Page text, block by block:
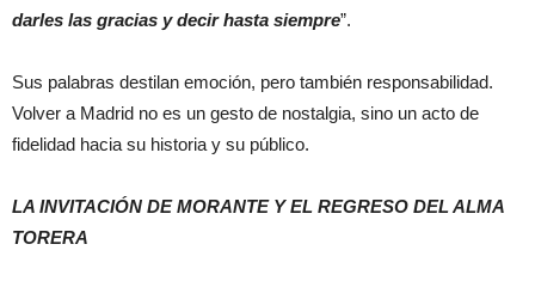
darles las gracias y decir hasta siempre”.
Sus palabras destilan emoción, pero también responsabilidad.
Volver a Madrid no es un gesto de nostalgia, sino un acto de
fidelidad hacia su historia y su público.
LA INVITACIÓN DE MORANTE Y EL REGRESO DEL ALMA
TORERA